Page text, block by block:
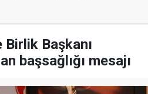
Başkanı
başsağlığı mesajı